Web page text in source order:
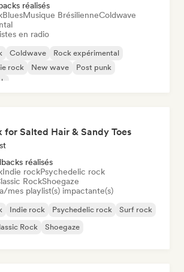
réalisés
BluesMusique BrésilienneColdwave
en radio
Coldwave
Rock expérimental
rock New wave
Post punk
for Salted Hair & Sandy Toes
réalisés
Indie rockPsychedelic rock
RockShoegaze
mes playlist(s) impactante(s)
Indie rock Psychedelic rock
Surf rock
Rock
Shoegaze